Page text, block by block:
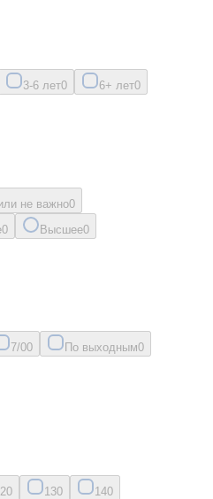
3-6 лет0 6+ лет0
не важно0
0 Высшее0
7/00 По выходным0
0 130 140